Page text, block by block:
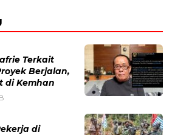
Terkait
Berjalan,
di Kemhan
di